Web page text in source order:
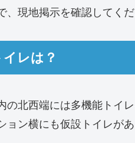
、現地掲示を確認してくだ
イレは？
の北西端には多機能トイ
ョン横にも仮設トイレが